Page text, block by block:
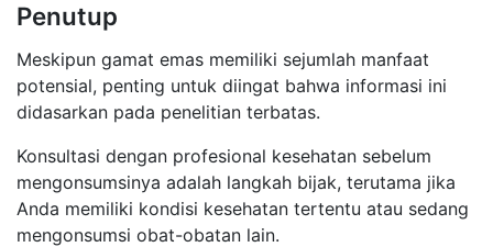
Penutup
Meskipun gamat emas memiliki sejumlah manfaat
potensial, penting untuk diingat bahwa informasi ini
didasarkan pada penelitian terbatas.
Konsultasi dengan profesional kesehatan sebelum
mengonsumsinya adalah langkah bijak, terutama jika
Anda memiliki kondisi kesehatan tertentu atau sedang
mengonsumsi obat-obatan lain.